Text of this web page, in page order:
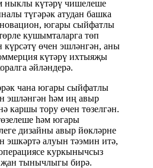
күтәрү чишелеше
түгәрәк атудан башка
югары сыйфатлы
кушымталарга төп
күрсәтү өчен эшләнгән, аны
күтәрү ихтыяҗы
әйләндерә.
чана югары сыйфатлы
эшләнгән һәм иң авыр
каршы тору өчен төзелгән.
һәм югары
дизайны авыр йөкләрне
эшкәртә алуын тәэмин итә,
куркынычсыз
җан тынычлыгы бирә.